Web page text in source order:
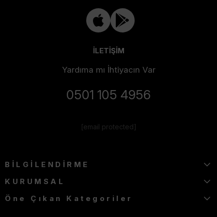
İLETİŞİM
Yardıma mı İhtiyacın Var
0501 105 4956
[email protected]
BİLGİLENDİRME
KURUMSAL
Öne Çıkan Kategoriler